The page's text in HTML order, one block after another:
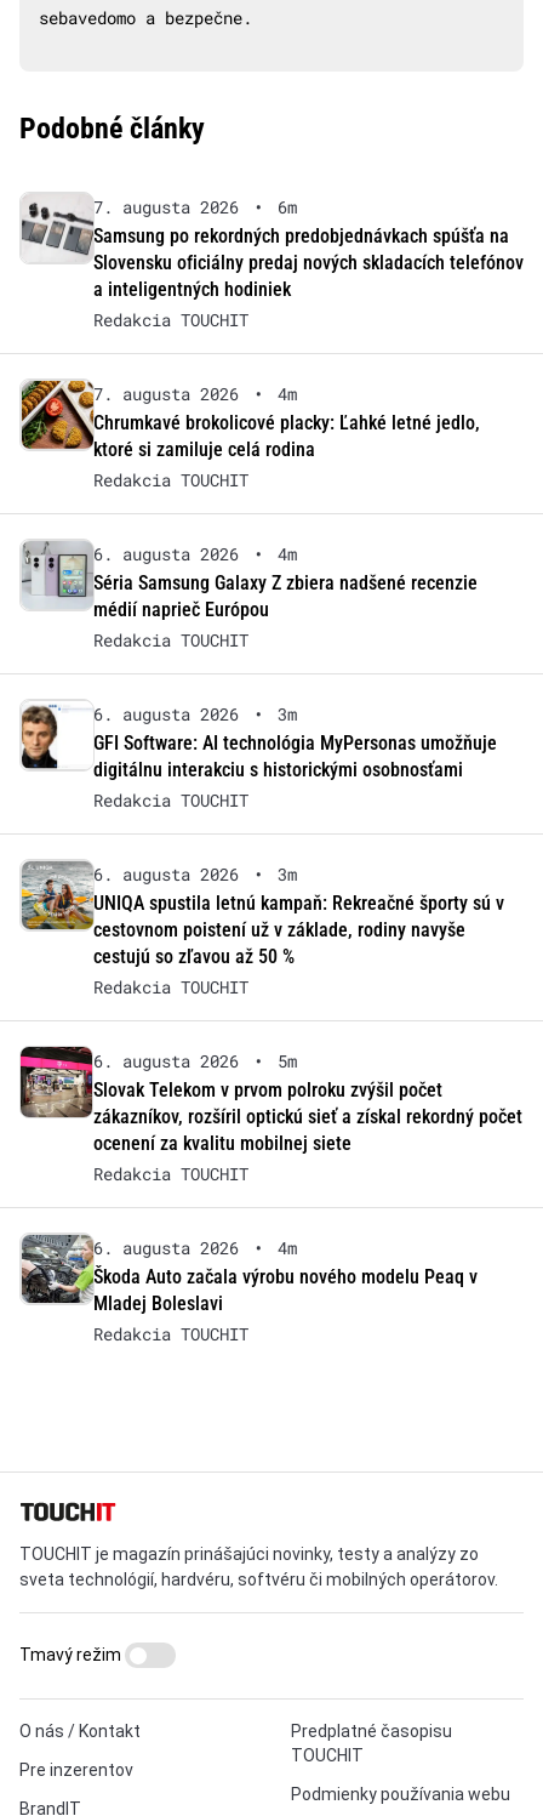
sebavedomo a bezpečne.
Podobné články
7. augusta 2026 •
6m
Samsung po rekordných predobjednávkach spúšťa na
Slovensku oficiálny predaj nových skladacích telefónov
a inteligentných hodiniek
Redakcia TOUCHIT
7. augusta 2026 •
4m
Chrumkavé brokolicové placky: Ľahké letné jedlo,
ktoré si zamiluje celá rodina
Redakcia TOUCHIT
6. augusta 2026 •
4m
Séria Samsung Galaxy Z zbiera nadšené recenzie
médií naprieč Európou
Redakcia TOUCHIT
6. augusta 2026 •
3m
GFI Software: AI technológia MyPersonas umožňuje
digitálnu interakciu s historickými osobnosťami
Redakcia TOUCHIT
6. augusta 2026 •
3m
UNIQA spustila letnú kampaň: Rekreačné športy sú v
cestovnom poistení už v základe, rodiny navyše
cestujú so zľavou až 50 %
Redakcia TOUCHIT
6. augusta 2026 •
5m
Slovak Telekom v prvom polroku zvýšil počet
zákazníkov, rozšíril optickú sieť a získal rekordný počet
ocenení za kvalitu mobilnej siete
Redakcia TOUCHIT
6. augusta 2026 •
4m
Škoda Auto začala výrobu nového modelu Peaq v
Mladej Boleslavi
Redakcia TOUCHIT
TOUCHIT je magazín prinášajúci novinky, testy a analýzy zo
sveta technológií, hardvéru, softvéru či mobilných operátorov.
O nás / Kontakt
Pre inzerentov
BrandIT
Predplatné časopisu
TOUCHIT
Podmienky používania webu
Tmavý režim